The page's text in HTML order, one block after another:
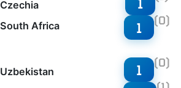
Czechia
South Africa
1
1 (0)
Uzbekistan
1 (0)